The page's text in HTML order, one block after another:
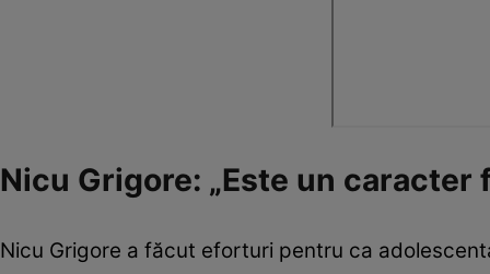
Nicu Grigore: „Este un
Nicu Grigore a făcut eforturi pentru ca